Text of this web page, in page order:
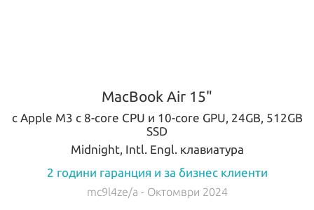
MacBook Air 15"
с Apple M3 с 8-core CPU и 10-core GPU, 24GB, 512GB
SSD
Midnight, Intl. Engl. клавиатура
2 години гаранция и за бизнес клиенти
mc9l4ze/a - Октомври 2024